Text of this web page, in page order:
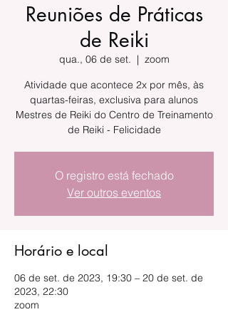
Reuniões de Práticas
de Reiki
qua., 06 de set.
  |
zoom
Atividade que acontece 2x por mês, às
quartas-feiras, exclusiva para alunos
Mestres de Reiki do Centro de Treinamento
de Reiki - Felicidade
O registro está fechado
Ver outros eventos
Horário e local
06 de set. de 2023, 19:30 – 20 de set. de
2023, 22:30
zoom